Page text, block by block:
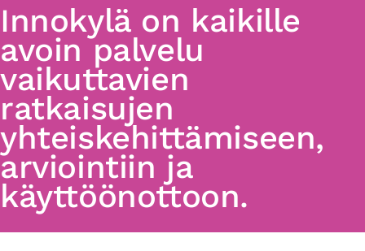
Innokylä on kaikille
avoin palvelu
vaikuttavien
ratkaisujen
yhteiskehittämiseen,
arviointiin ja
käyttöönottoon.